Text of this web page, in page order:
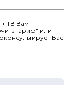
+ ТВ Вам
тариф" или
Вас